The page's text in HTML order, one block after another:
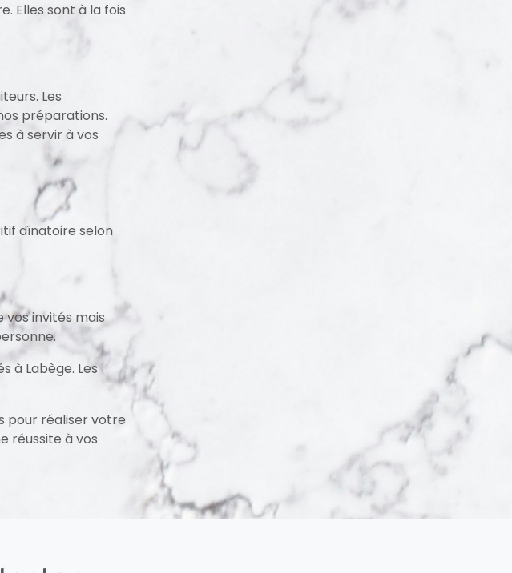
Elles sont à la fois
Les
préparations.
à servir à vos
dînatoire selon
invités mais
à Labège. Les
pour réaliser votre
réussite à vos